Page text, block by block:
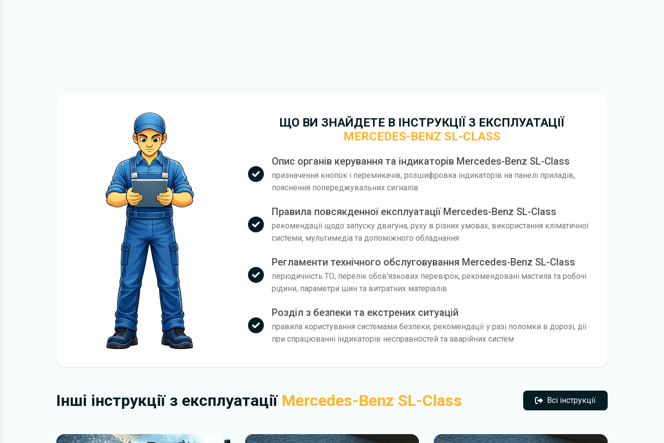
ЩО ВИ ЗНАЙДЕТЕ В ІНСТРУКЦІЇ З ЕКСПЛУАТАЦІЇ
MERCEDES-BENZ SL-CLASS
Опис органів керування та індикаторів Mercedes-Benz SL-Class
призначення кнопок і перемикачів, розшифровка індикаторів на панелі приладів,
пояснення попереджувальних сигналів
Правила повсякденної експлуатації Mercedes-Benz SL-Class
рекомендації щодо запуску двигуна, руху в різних умовах, використання кліматичної
системи, мультимедіа та допоміжного обладнання
Регламенти технічного обслуговування Mercedes-Benz SL-Class
періодичність ТО, перелік обов'язкових перевірок, рекомендовані мастила та робочі
рідини, параметри шин та витратних матеріалів
Розділ з безпеки та екстрених ситуацій
правила користування системами безпеки, рекомендації у разі поломки в дорозі, дії
при спрацюванні індикаторів несправностей та аварійних систем
Інші інструкції з експлуатації Mercedes-Benz SL-Class Всі інструкції
Всі інструкції